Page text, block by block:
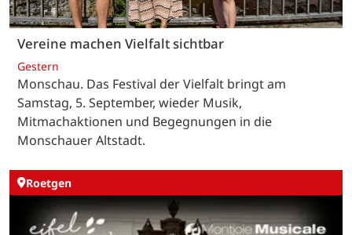
Vereine machen Vielfalt sichtbar
Gestern
Monschau. Das Festival der Vielfalt bringt am
Samstag, 5. September, wieder Musik,
Mitmachaktionen und Begegnungen in die
Monschauer Altstadt.
Roetgen